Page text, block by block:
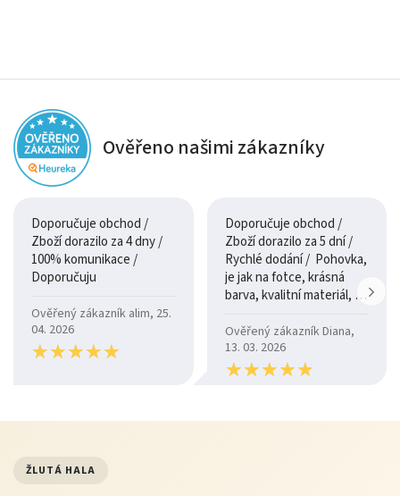
Ověřeno našimi zákazníky
Doporučuje obchod /
Zboží dorazilo za 4 dny /
100% komunikace /
Doporučuju
Ověřený zákazník alim, 25.
04. 2026
★★★★★
★★★★★
Doporučuje obchod /
Zboží dorazilo za 5 dní /
Rychlé dodání / Pohovka,
je jak na fotce, krásná
barva, kvalitní materiál, a
Ověřený zákazník Diana,
13. 03. 2026
★★★★★
★★★★★
ŽLUTÁ HALA